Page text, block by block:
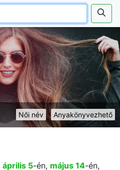
Anyakönyvezhető
Női név
április 5-én, május 14-én,